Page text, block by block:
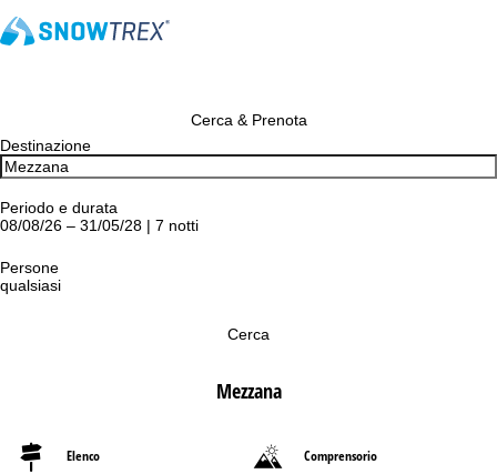
Cerca & Prenota
Destinazione
Periodo e durata
08/08/26 – 31/05/28 | 7 notti
Persone
qualsiasi
Cerca
Mezzana
Elenco Comprensorio